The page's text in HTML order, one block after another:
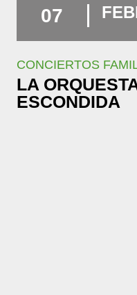
07
CONCIERTOS
LA
ESCONDIDA